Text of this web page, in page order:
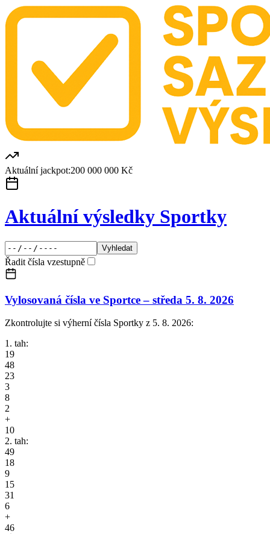
Aktuální jackpot:200 000 000 Kč
Aktuální výsledky Sportky
Vyhledat
Řadit čísla vzestupně
Vylosovaná čísla ve Sportce – středa 5. 8. 2026
Zkontrolujte si výherní čísla Sportky z 5. 8. 2026:
1. tah:
19
48
23
3
8
2
+
10
2. tah:
49
18
9
15
31
6
+
46